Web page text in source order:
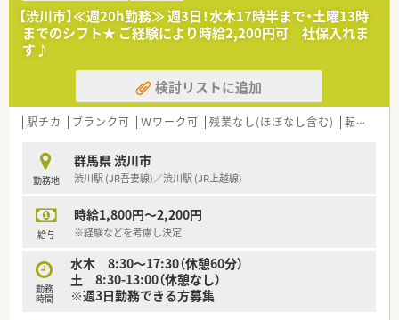
【渋川市】≪週20h勤務≫ 週3日！水木17時半まで・土曜13時
までのシフト★ ご経験により時給2,200円可 社保入れま
す♪
検討リストに追加
駅チカ ブランク可 Ｗワーク可 残業なし(ほぼなし含む) 転勤なし
勤務地
群馬県 渋川市
渋川駅 (JR吾妻線)／渋川駅 (JR上越線)
給与
時給1,800円～2,200円
※経験などを考慮し決定
勤務
時間
水木 8:30～17:30（休憩60分）
土 8:30-13:00（休憩なし）
※週3日勤務できる方募集